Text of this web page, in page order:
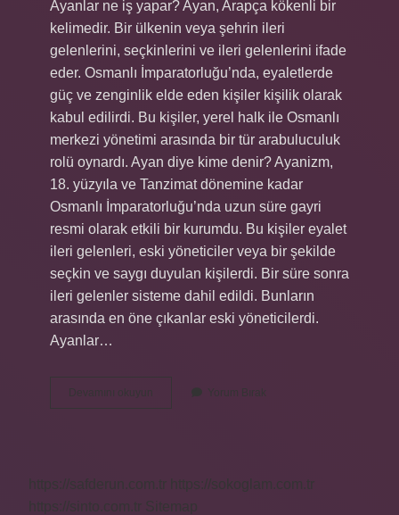
Ayanlar ne iş yapar? Ayan, Arapça kökenli bir
kelimedir. Bir ülkenin veya şehrin ileri
gelenlerini, seçkinlerini ve ileri gelenlerini ifade
eder. Osmanlı İmparatorluğu’nda, eyaletlerde
güç ve zenginlik elde eden kişiler kişilik olarak
kabul edilirdi. Bu kişiler, yerel halk ile Osmanlı
merkezi yönetimi arasında bir tür arabuluculuk
rolü oynardı. Ayan diye kime denir? Ayanizm,
18. yüzyıla ve Tanzimat dönemine kadar
Osmanlı İmparatorluğu’nda uzun süre gayri
resmi olarak etkili bir kurumdu. Bu kişiler eyalet
ileri gelenleri, eski yöneticiler veya bir şekilde
seçkin ve saygı duyulan kişilerdi. Bir süre sonra
ileri gelenler sisteme dahil edildi. Bunların
arasında en öne çıkanlar eski yöneticilerdi.
Ayanlar…
Devamını okuyun
Ne
Yorum Bırak
https://safderun.com.tr
https://sokoglam.com.tr
https://sinto.com.tr Sitemap